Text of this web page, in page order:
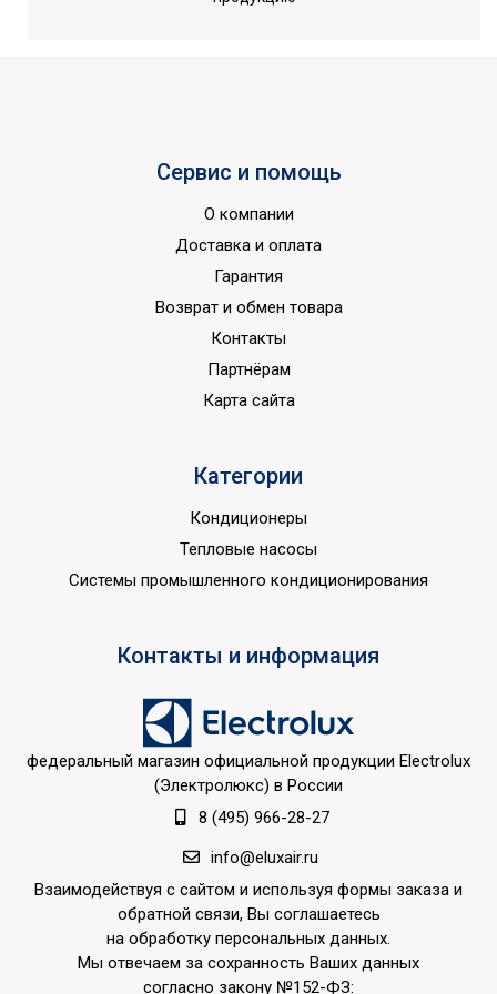
Да
Макс. производительность
Подмес воздуха с улицы
Макс. производительность
Производительность по воздуху
Пульт управления в комплекте
Потребляемая мощность в
Напряжение электропитания, В
220 - 240
Область применения
Универсальное
оборудование
Класс пылевлагозащищенности
IPX0
производительность обогрева
Страна показа
Россия
Страна производства
КНР
Сервис и помощь
О компании
Доставка и оплата
Гарантия
Возврат и обмен товара
Контакты
Партнёрам
Карта сайта
Категории
Кондиционеры
Тепловые насосы
Системы промышленного кондиционирования
Контакты и информация
федеральный магазин официальной продукции Electrolux
(Электролюкс) в России
8 (495) 966-28-27
info@eluxair.ru
Взаимодействуя с сайтом и используя формы заказа и
обратной связи, Вы соглашаетесь
на обработку персональных данных.
Мы отвечаем за сохранность Ваших данных
согласно закону №152-ФЗ: